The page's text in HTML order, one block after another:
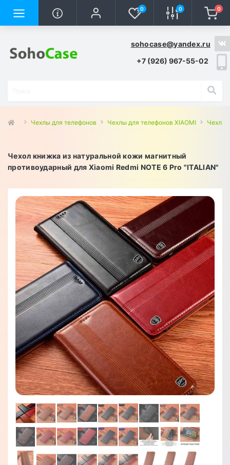
0 0 0
sohocase@yandex.ru
+7 (926) 967-55-02
Чехлы для телефонов Чехлы для телефонов XIAOMI Чехлы
Чехол книжка из натуральной кожи магнитный
противоударный для Xiaomi Redmi NOTE 6 Pro "ITALIAN"